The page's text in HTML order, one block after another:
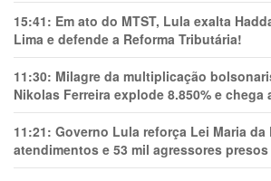
15:41: Em ato do MTST, Lula exalta
Lima e defende a Reforma Tributária!
11:30: Milagre da multiplicação
Nikolas Ferreira explode 8.850% e chega
11:21: Governo Lula reforça Lei Maria da
atendimentos e 53 mil agressores presos